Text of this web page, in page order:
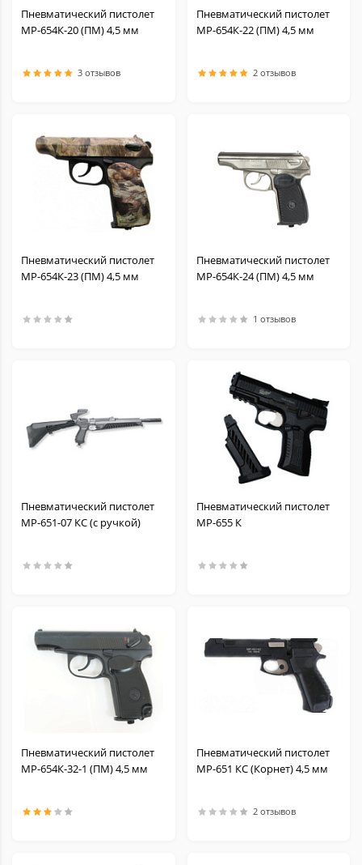
Пневматический пистолет
МР-654К-20 (ПМ) 4,5 мм
3 отзывов
Пневматический пистолет
МР-654К-22 (ПМ) 4,5 мм
2 отзывов
Пневматический пистолет
МР-654К-23 (ПМ) 4,5 мм
Пневматический пистолет
МР-654К-24 (ПМ) 4,5 мм
1 отзывов
Пневматический пистолет
МР-651-07 КС (с ручкой)
Пневматический пистолет
МР-655 К
Пневматический пистолет
МР-654К-32-1 (ПМ) 4,5 мм
Пневматический пистолет
МР-651 КС (Корнет) 4,5 мм
2 отзывов